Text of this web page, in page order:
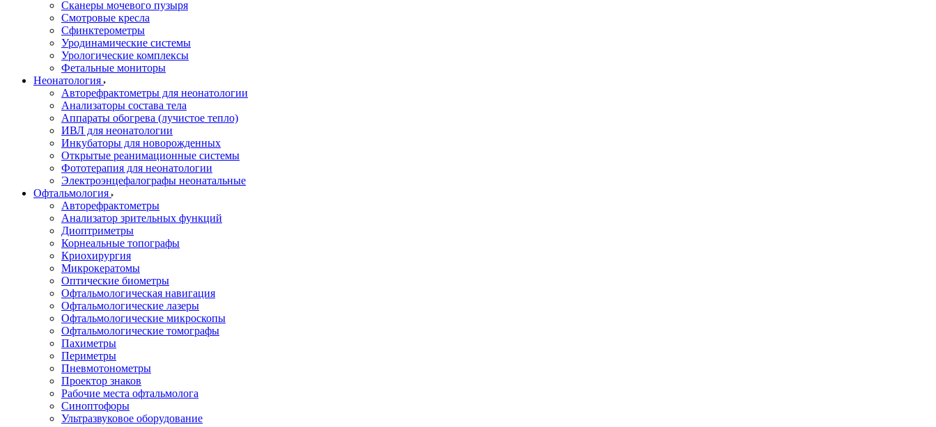
Сканеры мочевого пузыря
Смотровые кресла
Сфинктерометры
Уродинамические системы
Урологические комплексы
Фетальные мониторы
Неонатология
Авторефрактометры для неонатологии
Анализаторы состава тела
Аппараты обогрева (лучистое тепло)
ИВЛ для неонатологии
Инкубаторы для новорожденных
Открытые реанимационные системы
Фототерапия для неонатологии
Электроэнцефалографы неонатальные
Офтальмология
Авторефрактометры
Анализатор зрительных функций
Диоптриметры
Корнеальные топографы
Криохирургия
Микрокератомы
Оптические биометры
Офтальмологическая навигация
Офтальмологические лазеры
Офтальмологические микроскопы
Офтальмологические томографы
Пахиметры
Периметры
Пневмотонометры
Проектор знаков
Рабочие места офтальмолога
Синоптофоры
Ультразвуковое оборудование